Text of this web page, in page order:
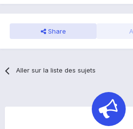
Share
Aller sur la liste des sujets